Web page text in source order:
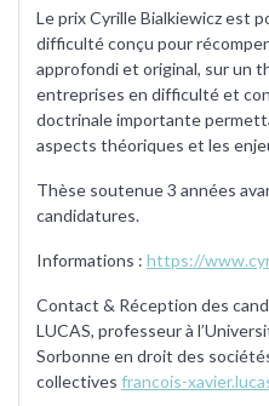
Le prix Cyrille Bialkiewicz est
difficulté conçu pour
approfondi et original, sur un
entreprises en difficulté et
doctrinale importante
aspects théoriques et les
Thèse soutenue 3 années
candidatures.
Informations : https://
Contact & Réception des
LUCAS, professeur à
Sorbonne en droit des
collectives francois-